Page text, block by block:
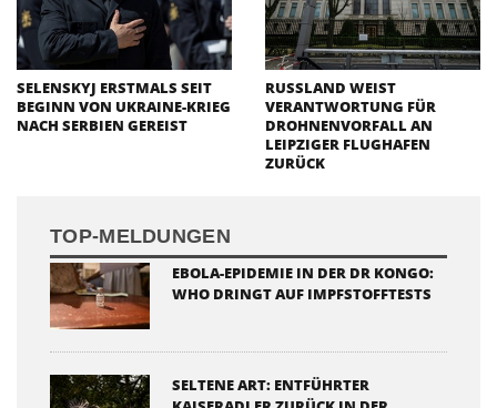
SELENSKYJ ERSTMALS SEIT
BEGINN VON UKRAINE-KRIEG
NACH SERBIEN GEREIST
RUSSLAND WEIST
VERANTWORTUNG FÜR
DROHNENVORFALL AN
LEIPZIGER FLUGHAFEN
ZURÜCK
TOP-MELDUNGEN
EBOLA-EPIDEMIE IN DER DR KONGO:
WHO DRINGT AUF IMPFSTOFFTESTS
SELTENE ART: ENTFÜHRTER